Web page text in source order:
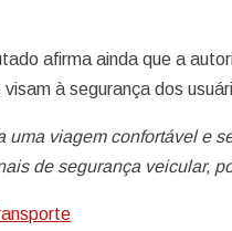
afirma ainda que a
à segurança dos
uma viagem confortável e
de segurança veicular,